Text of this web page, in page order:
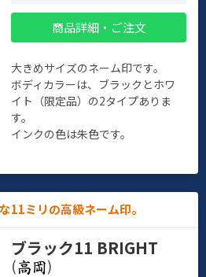
商品詳細・ご注文
大きめサイズのネーム印です。
ボディカラーは、ブラックとホワ
イト（限定品）の2タイプありま
す。
インクの色は朱色です。
11ミリの高級ネーム印。
ブラック11 BRIGHT
(
)